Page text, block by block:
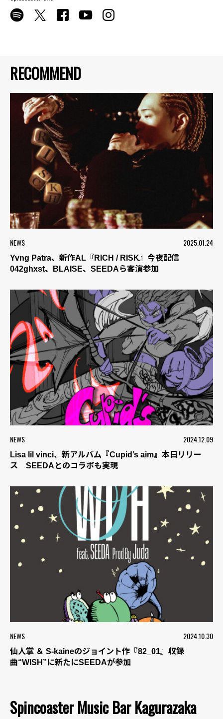
RECOMMEND
NEWS 2025.01.24
Yvng Patra、新作AL『RICH / RISK』今夜配信
042ghxst、BLAISE、SEEDAら客演参加
NEWS 2024.12.09
Lisa lil vinci、新アルバム『Cupid’s aim』本日リリー
ス SEEDAとのコラボも実現
NEWS 2024.10.30
仙人掌 ＆ S-kaineのジョイント作『82_01』収録
曲“WISH”に新たにSEEDAが参加
Spincoaster Music Bar Kagurazaka